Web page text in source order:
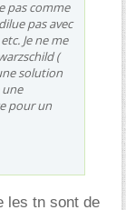
pas comme
pas avec
Je ne me
(
solution
pour un
les tn sont de